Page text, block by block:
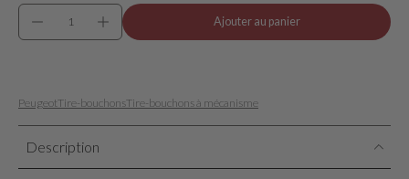
Ajouter au panier
PeugeotTire-bouchonsTire-bouchons à mécanisme
Description